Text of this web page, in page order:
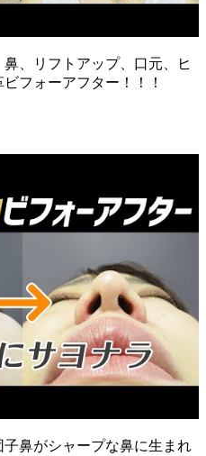
鼻、リフトアップ、口元、ヒ
フォーアフター！！！
鼻がシャープな鼻に生まれ